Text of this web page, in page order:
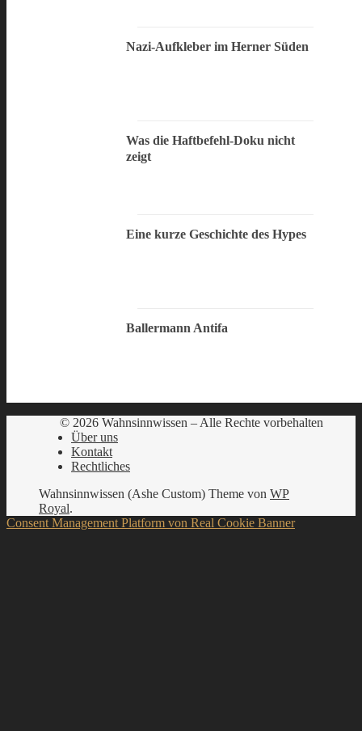
Nazi-Aufkleber im Herner Süden
Was die Haftbefehl-Doku nicht
zeigt
Eine kurze Geschichte des Hypes
Ballermann Antifa
© 2026 Wahnsinnwissen – Alle Rechte vorbehalten
Über uns
Kontakt
Rechtliches
Wahnsinnwissen (Ashe Custom) Theme von WP
Royal.
Consent Management Platform von Real Cookie Banner